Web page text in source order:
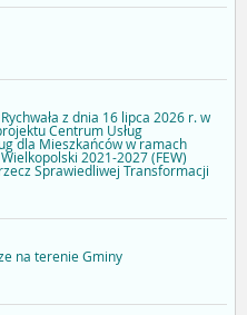
z dnia 16 lipca 2026 r. w
Centrum Usług
dla Mieszkańców w ramach
2021-2027 (FEW)
Sprawiedliwej Transformacji
na terenie Gminy